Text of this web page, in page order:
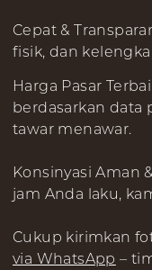
Cepat &
fisik, dan
Harga Pasar
berdasarkan data
tawar menawar.
Konsinyasi Aman
jam Anda laku,
Cukup kirimkan
via WhatsApp –